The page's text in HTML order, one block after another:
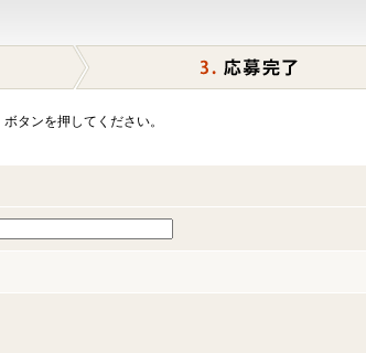
タンを押してください。